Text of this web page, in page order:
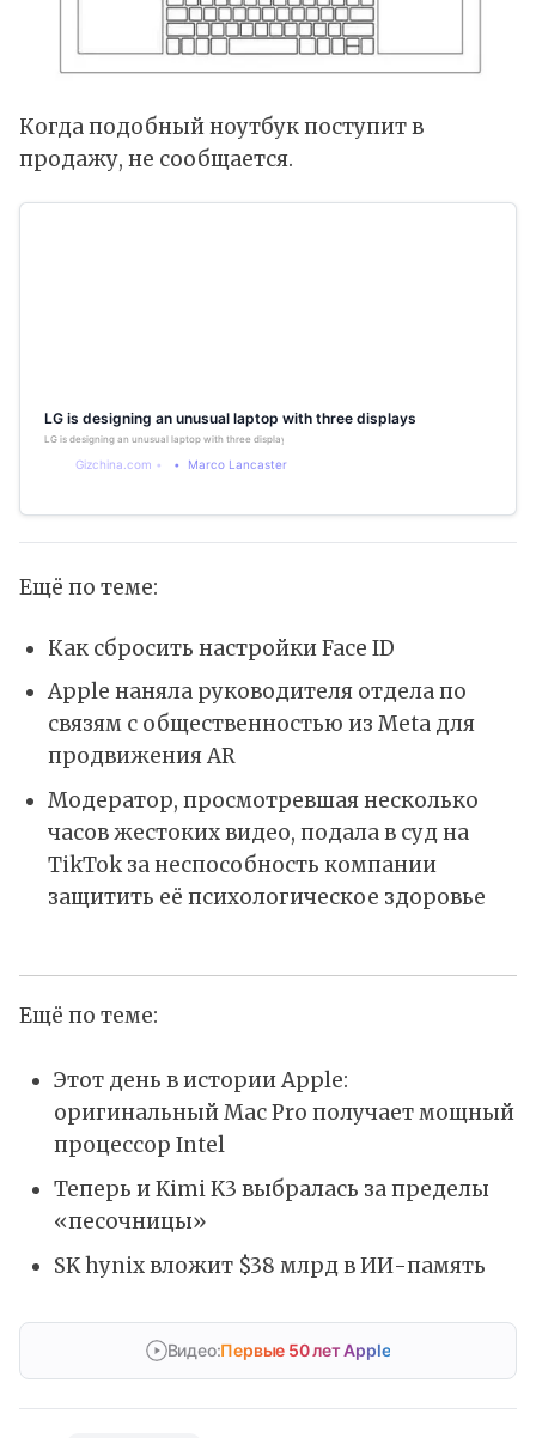
Когда подобный ноутбук поступит в
продажу, не сообщается.
LG is designing an unusual laptop with three displays
LG is designing an unusual laptop with three displays. LG will soon announce an original laptop
Gizchina.com Marco Lancaster
Ещё по теме:
Как сбросить настройки Face ID
Apple наняла руководителя отдела по
связям с общественностью из Meta для
продвижения AR
Модератор, просмотревшая несколько
часов жестоких видео, подала в суд на
TikTok за неспособность компании
защитить её психологическое здоровье
Ещё по теме:
Этот день в истории Apple:
оригинальный Mac Pro получает мощный
процессор Intel
Теперь и Kimi K3 выбралась за пределы
«песочницы»
SK hynix вложит $38 млрд в ИИ-память
Видео:Первые 50 лет Apple